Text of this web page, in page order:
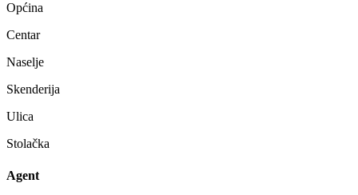
Općina
Centar
Naselje
Skenderija
Ulica
Stolačka
Agent